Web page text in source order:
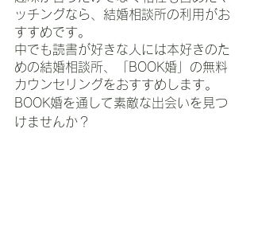
ッチングなら、結婚相談所の利用がお
すすめです。
中でも読書が好きな人には本好きのた
めの結婚相談所、「BOOK婚」の無料
カウンセリングをおすすめします。
BOOK婚を通して素敵な出会いを見つ
けませんか？